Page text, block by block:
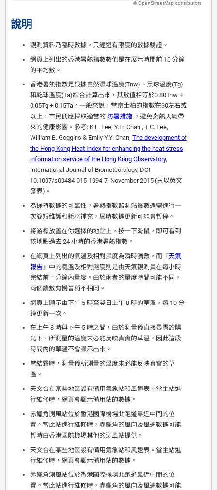
© OpenStreetMap contributors
說明
觀測資料乃臨時數據，只經過有限度的數據驗證。
網頁上列出的香港暑熱指數數值是在展示時間前 10 分鐘
的平均數。
香港暑熱指數是根據自然濕球溫度(Tnw)、黑球溫度(Tg)
和乾球溫度(Ta)綜合計算出來，其數值相等於0.80Tnw +
0.05Tg + 0.15Ta。一般來說，當京士柏的指數在30左右或
以上，市民便應採取適當的 防暑措施 ，避免炎熱天氣帶
來的健康影響。參考: K.L. Lee, Y.H. Chan , T.C. Lee,
William B. Goggins & Emily Y.Y. Chan, The development of
the Hong Kong Heat Index for enhancing the heat stress
information service of the Hong Kong Observatory,
International Journal of Biometeorology, DOI
10.1007/s00484-015-1094-7, November 2015 (只以英文
發表)。
為保持數據的可靠性，暑熱指數監測站每數週需進行一
次簡短維護和耗材補充，屆時數據更新可能會暫停。
將游標放置在你選擇的地點上，按一下滑鼠，即可看到
該地點過去 24 小時的香港暑熱指數。
在網頁上列出的氣溫及相對濕度為瞬時讀數，而『天氣
報告 』中的氣溫及相對濕度則是由天氣觀測員在每小時
完結前十分鐘內量度。由於兩者的量度時間可能不同，
兩個讀數有機會稍不相同。
網頁上顯示由下午 5 時至翌日上午 8 時的草溫，每 10 分
鐘更新一次。
在上午 8 時與下午 5 時之間，由於測量儀直接暴露於陽
光下，所測量的溫度未必能反映真實的草溫，因此這段
時間內的草溫不會顯示出來。
當結霜時，測量儀所測量的溫度未必能反映真實的草
溫。
天文台在某些地區設有備用氣象站和風速表。當主站進
行維修時，網頁會顯示備用站的數據。
赤鱲角測風站位於香港國際機場北跑道靠近中間的位
置。當此站進行維修時，赤鱲角的風向及風速數據可能
暫時由香港國際機場其他的測風站提供。
天文台在某些地區設有備用氣象站和風速表。當主站進
行維修時，網頁會顯示備用站的數據。
赤鱲角測風站位於香港國際機場北跑道靠近中間的位
置。當此站進行維修時，赤鱲角的風向及風速數據可能